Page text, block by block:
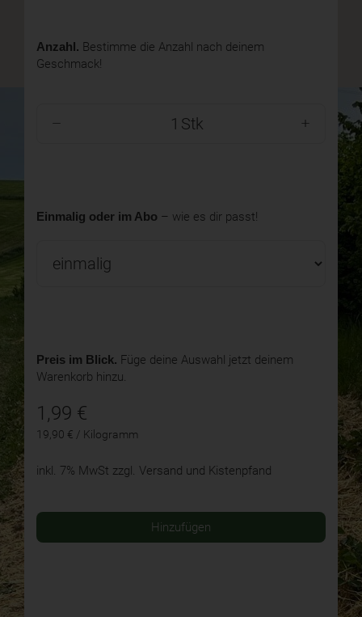
Anzahl. Bestimme die Anzahl nach deinem
Geschmack!
Stk
Einmalig oder im Abo – wie es dir passt!
Preis im Blick. Füge deine Auswahl jetzt deinem
Warenkorb hinzu.
1,99 €
19,90 € / Kilogramm
inkl. 7% MwSt zzgl. Versand und Kistenpfand
Hinzufügen